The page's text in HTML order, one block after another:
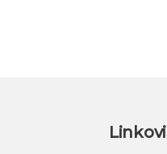
Linkovi